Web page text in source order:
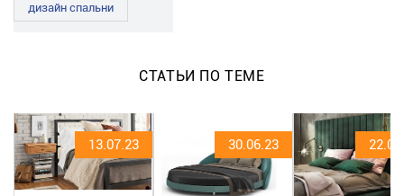
дизайн спальни
СТАТЬИ ПО ТЕМЕ
13.07.23 30.06.23